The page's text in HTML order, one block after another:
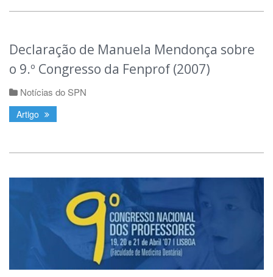
Declaração de Manuela Mendonça sobre
o 9.º Congresso da Fenprof (2007)
Notícias do SPN
Artigo